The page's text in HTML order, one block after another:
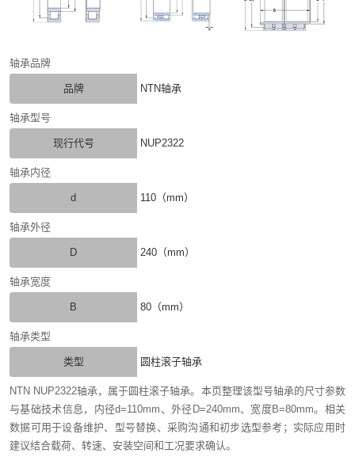
轴承品牌
品牌 NTN轴承
轴承型号
现行代号 NUP2322
轴承内径
d 110（mm）
轴承外径
D 240（mm）
轴承宽度
B 80（mm）
轴承类型
类型 圆柱滚子轴承
NTN NUP2322轴承，属于圆柱滚子轴承。本页整理该型号轴承的尺寸参数
与基础技术信息，内径d=110mm、外径D=240mm、宽度B=80mm。相关
数据可用于设备维护、型号替换、采购沟通和初步选型参考；实际应用时
建议结合载荷、转速、安装空间和工况要求确认。